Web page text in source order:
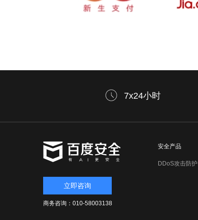
7x24小时
立即咨询
商务咨询：010-58003138
安全产品
DDoS攻击防护